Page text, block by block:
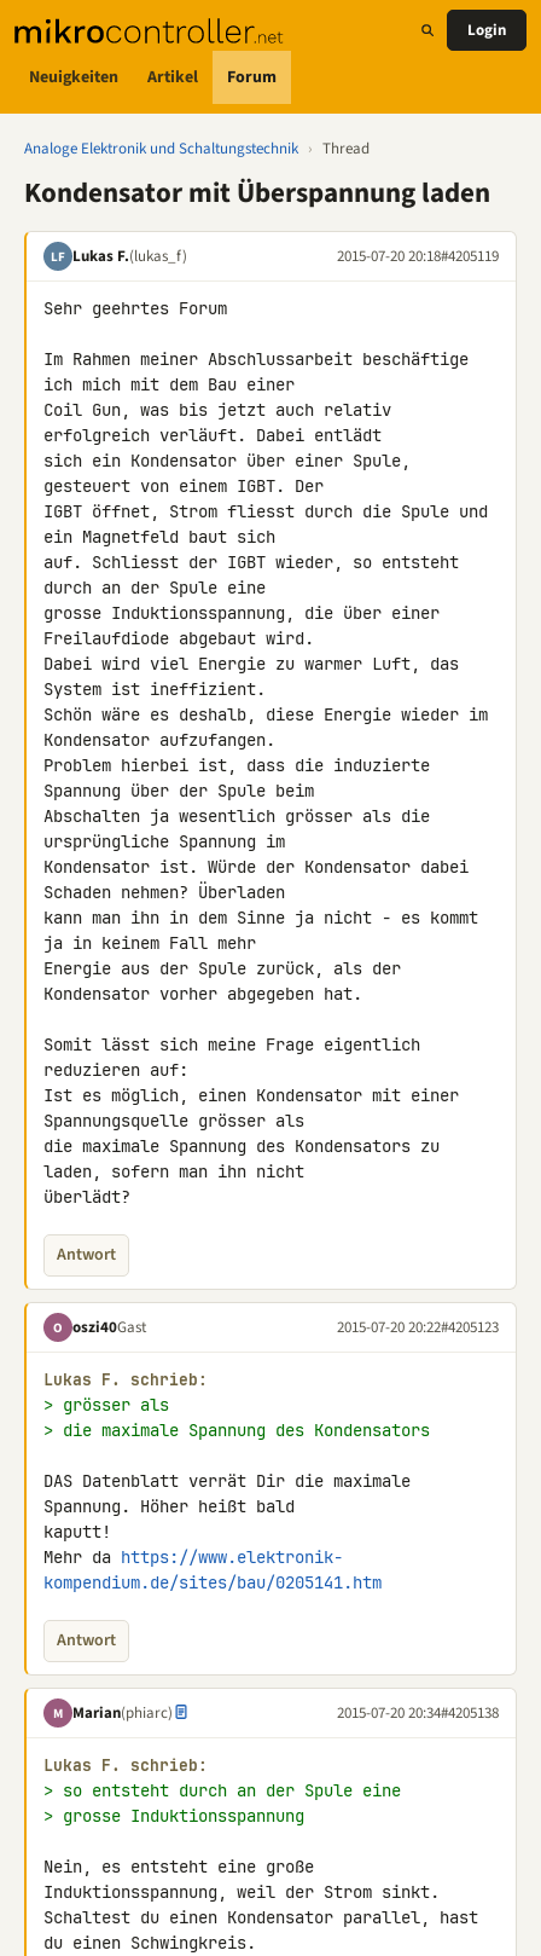
Neuigkeiten Artikel Forum
Login
Analoge Elektronik und Schaltungstechnik › Thread
Kondensator mit Überspannung laden
LF Lukas F.(lukas_f) 2015-07-20 20:18#4205119
Sehr geehrtes Forum
Im Rahmen meiner Abschlussarbeit beschäftige
ich mich mit dem Bau einer
Coil Gun, was bis jetzt auch relativ
erfolgreich verläuft. Dabei entlädt
sich ein Kondensator über einer Spule,
gesteuert von einem IGBT. Der
IGBT öffnet, Strom fliesst durch die Spule und
ein Magnetfeld baut sich
auf. Schliesst der IGBT wieder, so entsteht
durch an der Spule eine
grosse Induktionsspannung, die über einer
Freilaufdiode abgebaut wird.
Dabei wird viel Energie zu warmer Luft, das
System ist ineffizient.
Schön wäre es deshalb, diese Energie wieder im
Kondensator aufzufangen.
Problem hierbei ist, dass die induzierte
Spannung über der Spule beim
Abschalten ja wesentlich grösser als die
ursprüngliche Spannung im
Kondensator ist. Würde der Kondensator dabei
Schaden nehmen? Überladen
kann man ihn in dem Sinne ja nicht - es kommt
ja in keinem Fall mehr
Energie aus der Spule zurück, als der
Kondensator vorher abgegeben hat.
Somit lässt sich meine Frage eigentlich
reduzieren auf:
Ist es möglich, einen Kondensator mit einer
Spannungsquelle grösser als
die maximale Spannung des Kondensators zu
laden, sofern man ihn nicht
überlädt?
Antwort
O oszi40Gast 2015-07-20 20:22#4205123
Lukas F. schrieb:
> grösser als
> die maximale Spannung des Kondensators
DAS Datenblatt verrät Dir die maximale
Spannung. Höher heißt bald
kaputt!
Mehr da https://www.elektronik-
kompendium.de/sites/bau/0205141.htm
Antwort
M Marian(phiarc) 2015-07-20 20:34#4205138
Lukas F. schrieb:
> so entsteht durch an der Spule eine
> grosse Induktionsspannung
Nein, es entsteht eine große
Induktionsspannung, weil der Strom sinkt.
Schaltest du einen Kondensator parallel, hast
du einen Schwingkreis.